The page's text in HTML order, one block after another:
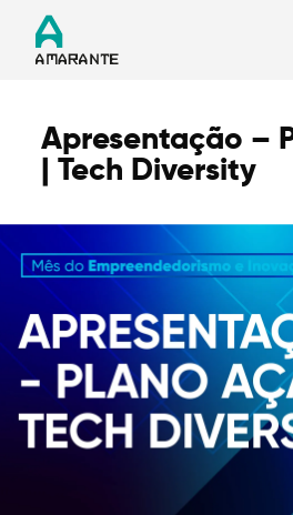
Termo de Pesquisa
Categorias gerais
Filtros
Apresentação –
| Tech Diversity